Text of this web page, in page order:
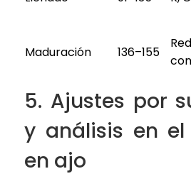
Maduración 136–155
5. Ajustes por
y análisis en el
en ajo